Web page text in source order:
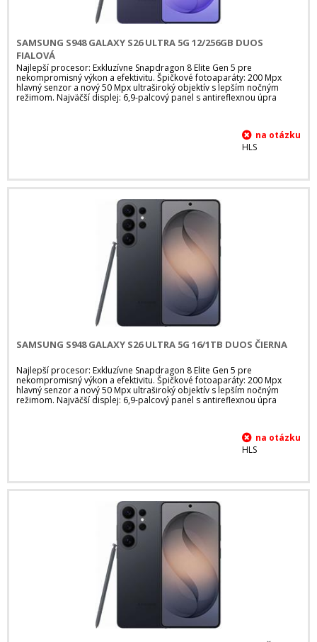
SAMSUNG S948 GALAXY S26 ULTRA 5G 12/256GB DUOS
FIALOVÁ
Najlepší procesor: Exkluzívne Snapdragon 8 Elite Gen 5 pre
nekompromisný výkon a efektivitu. Špičkové fotoaparáty: 200 Mpx
hlavný senzor a nový 50 Mpx ultraširoký objektív s lepším nočným
režimom. Najväčší displej: 6,9-palcový panel s antireflexnou úpra
HLS
SAMSUNG S948 GALAXY S26 ULTRA 5G 16/1TB DUOS ČIERNA
Najlepší procesor: Exkluzívne Snapdragon 8 Elite Gen 5 pre
nekompromisný výkon a efektivitu. Špičkové fotoaparáty: 200 Mpx
hlavný senzor a nový 50 Mpx ultraširoký objektív s lepším nočným
režimom. Najväčší displej: 6,9-palcový panel s antireflexnou úpra
HLS